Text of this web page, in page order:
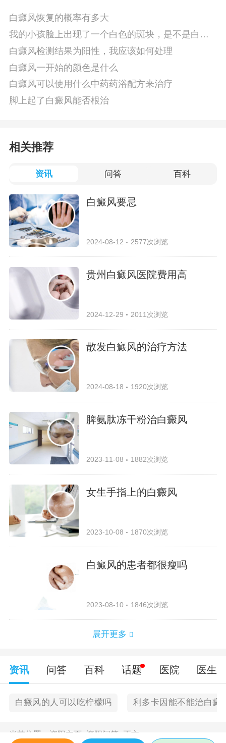
白癜风恢复的概率有多大
我的小孩脸上出现了一个白色的斑块，是不是白癜
风
白癜风检测结果为阳性，我应该如何处理
白癜风一开始的颜色是什么
白癜风可以使用什么中药药浴配方来治疗
脚上起了白癜风能否根治
相关推荐
资讯 问答 百科
白癜风要忌
2024-08-12 2577次浏览
贵州白癜风医院费用高
2024-12-29 2011次浏览
散发白癜风的治疗方法
2024-08-18 1920次浏览
脾氨肽冻干粉治白癜风
2023-11-08 1882次浏览
女生手指上的白癜风
2023-10-08 1870次浏览
白癜风的患者都很瘦吗
2023-08-10 1846次浏览
展开更多
资讯 问答 百科 话题 医院 医生
白癜风的人可以吃柠檬吗 利多卡因能不能治白癜
当前位置： 资阳主页> 资阳问答> 正文